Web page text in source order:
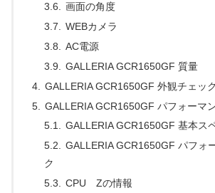
画面の角度
WEBカメラ
AC電源
GALLERIA GCR1650GF 質量
GALLERIA GCR1650GF 外観チェッ
GALLERIA GCR1650GF パフォーマ
GALLERIA GCR1650GF 基本ス
GALLERIA GCR1650GF パフォ
ク
CPU Zの情報